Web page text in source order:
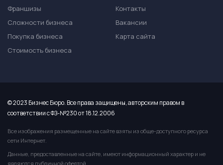
Франшизы
Сложности бизнеса
Покупка бизнеса
Стоимость бизнеса
Контакты
Вакансии
Карта сайта
© 2023 Бизнес Бюро. Все права защищены, авторским правом в
соответствии с ФЗ-№230 от 18.12.2006
Все изображения размещенные на сайте взяты из обще-доступного ресурса
сети Интернет.
Данные, предоставленные на сайте, имеют информационный характер и не
являются публичной офертой.